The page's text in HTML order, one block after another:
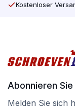
Kostenloser
Abonnieren
Melden Sie sich